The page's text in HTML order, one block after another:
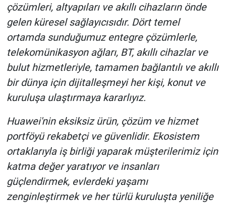
çözümleri, altyapıları ve akıllı cihazların önde
gelen küresel sağlayıcısıdır. Dört temel
ortamda sunduğumuz entegre çözümlerle,
telekomünikasyon ağları, BT, akıllı cihazlar ve
bulut hizmetleriyle, tamamen bağlantılı ve akıllı
bir dünya için dijitalleşmeyi her kişi, konut ve
kuruluşa ulaştırmaya kararlıyız.
Huawei'nin eksiksiz ürün, çözüm ve hizmet
portföyü rekabetçi ve güvenlidir. Ekosistem
ortaklarıyla iş birliği yaparak müşterilerimiz için
katma değer yaratıyor ve insanları
güçlendirmek, evlerdeki yaşamı
zenginleştirmek ve her türlü kuruluşta yeniliğe